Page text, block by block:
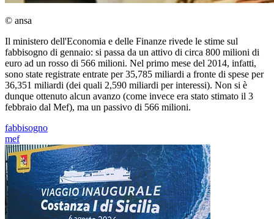
© ansa
Il ministero dell'Economia e delle Finanze rivede le stime sul
fabbisogno di gennaio: si passa da un attivo di circa 800 milioni di
euro ad un rosso di 566 milioni. Nel primo mese del 2014, infatti,
sono state registrate entrate per 35,785 miliardi a fronte di spese per
36,351 miliardi (dei quali 2,590 miliardi per interessi). Non si è
dunque ottenuto alcun avanzo (come invece era stato stimato il 3
febbraio dal Mef), ma un passivo di 566 milioni.
fabbisogno
mef